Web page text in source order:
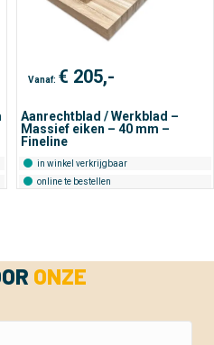
Vanaf: € 205,-
Aanrechtblad / Werkblad –
Massief eiken – 40 mm –
Fineline
in winkel verkrijgbaar
online te bestellen
ONZE